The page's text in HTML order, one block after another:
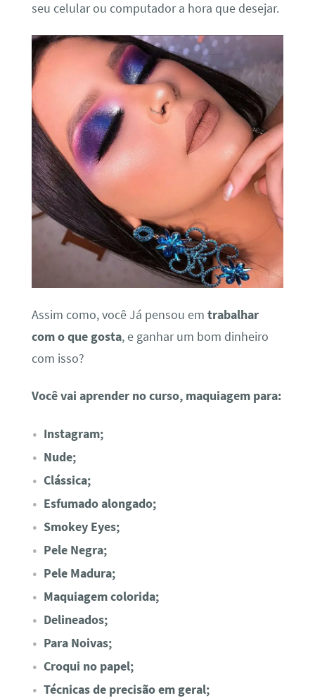
seu celular ou computador a hora que desejar.
Assim como, você Já pensou em trabalhar
com o que gosta, e ganhar um bom dinheiro
com isso?
Você vai aprender no curso, maquiagem para:
Instagram;
Nude;
Clássica;
Esfumado alongado;
Smokey Eyes;
Pele Negra;
Pele Madura;
Maquiagem colorida;
Delineados;
Para Noivas;
Croqui no papel;
Técnicas de precisão em geral;